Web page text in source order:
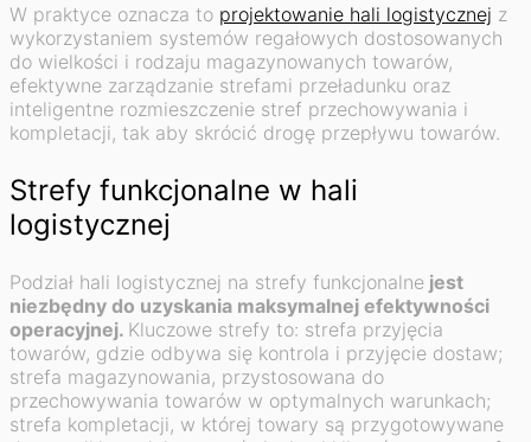
W praktyce oznacza to projektowanie hali logistycznej z
wykorzystaniem systemów regałowych dostosowanych
do wielkości i rodzaju magazynowanych towarów,
efektywne zarządzanie strefami przeładunku oraz
inteligentne rozmieszczenie stref przechowywania i
kompletacji, tak aby skrócić drogę przepływu towarów.
Strefy funkcjonalne w hali
logistycznej
Podział hali logistycznej na strefy funkcjonalne jest
niezbędny do uzyskania maksymalnej efektywności
operacyjnej. Kluczowe strefy to: strefa przyjęcia
towarów, gdzie odbywa się kontrola i przyjęcie dostaw;
strefa magazynowania, przystosowana do
przechowywania towarów w optymalnych warunkach;
strefa kompletacji, w której towary są przygotowywane